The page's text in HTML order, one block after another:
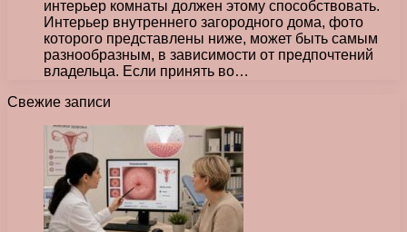
интерьер комнаты должен этому способствовать.
Интерьер внутреннего загородного дома, фото
которого представлены ниже, может быть самым
разнообразным, в зависимости от предпочтений
владельца. Если принять во…
Свежие записи